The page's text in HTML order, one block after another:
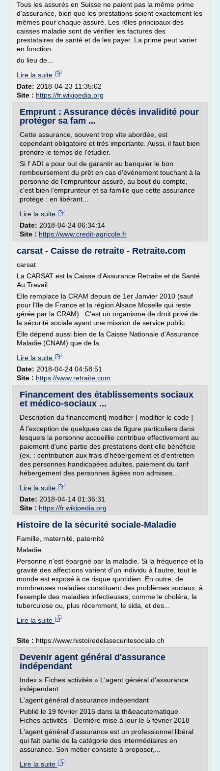
Tous les assurés en Suisse ne paient pas la même prime
d'assurance, bien que les prestations soient exactement les
mêmes pour chaque assuré. Les rôles principaux des
caisses maladie sont de vérifier les factures des
prestataires de santé et de les payer. La prime peut varier
en fonction :
du lieu de...
Lire la suite
Date: 2018-04-23 11:35:02
Site : https://fr.wikipedia.org
Emprunt : Assurance décès invalidité pour
protéger sa fam ...
Cette assurance, souvent trop vite abordée, est
cependant obligatoire et très importante. Aussi, il faut bien
prendre le temps de l'étudier.
Si l' ADI a pour but de garantir au banquier le bon
remboursement du prêt en cas d'événement touchant à la
personne de l'emprunteur assuré, au bout du compte,
c'est bien l'emprunteur et sa famille que cette assurance
protège : en libérant...
Lire la suite
Date: 2018-04-24 06:34:14
Site : https://www.credit-agricole.fr
carsat - Caisse de retraite - Retraite.com
carsat
La CARSAT est la Caisse d'Assurance Retraite et de Santé
Au Travail.
Elle remplace la CRAM depuis de 1er Janvier 2010 (sauf
pour l'Ile de France et la région Alsace Moselle qui reste
gérée par la CRAM). C'est un organisme de droit privé de
la sécurité sociale ayant une mission de service public.
Elle dépend aussi bien de la Caisse Nationale d'Assurance
Maladie (CNAM) que de la...
Lire la suite
Date: 2018-04-24 04:58:51
Site : https://www.retraite.com
Financement des établissements sociaux
et médico-sociaux ...
Description du financement[ modifier | modifier le code ]
À l'exception de quelques cas de figure particuliers dans
lesquels la personne accueillie contribue effectivement au
paiement d'une partie des prestations dont elle bénéficie
(ex. : contribution aux frais d'hébergement et d'entretien
des personnes handicapées adultes, paiement du tarif
hébergement des personnes âgées non admises...
Lire la suite
Date: 2018-04-14 01:36:31
Site : https://fr.wikipedia.org
Histoire de la sécurité sociale-Maladie
Famille, maternité, paternité
Maladie
Personne n'est épargné par la maladie. Si la fréquence et la
gravité des affections varient d'un individu à l'autre, tout le
monde est exposé à ce risque quotidien. En outre, de
nombreuses maladies constituent des problèmes sociaux, à
l'exemple des maladies infectieuses, comme le choléra, la
tuberculose ou, plus récemment, le sida, et des...
Lire la suite
Site : https://www.histoiredelasecuritesociale.ch
Devenir agent général d'assurance
indépendant
Index » Fiches activités » L'agent général d'assurance
indépendant
L'agent général d'assurance indépendant
Publié le 19 février 2015 dans la th&eacutematique
Fiches activités - Dernière mise à jour le 5 février 2018
L'agent général d'assurance est un professionnel libéral
qui fait partie de la catégorie des intermédiaires en
assurance. Son métier consiste à proposer,...
Lire la suite